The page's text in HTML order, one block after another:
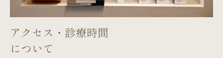
アクセス・診療時間
について